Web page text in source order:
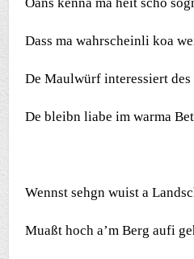
Dass ma wahrscheinli koa
De Maulwürf interessiert des
De bleibn liabe im warma
Wennst sehgn wuist a
Muaßt hoch a’m Berg aufi